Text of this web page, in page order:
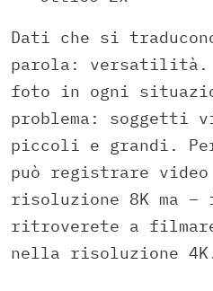
Dati che si
parola: versatilità.
foto in ogni
problema: soggetti
piccoli e grandi.
può registrare
risoluzione 8K ma
ritroverete a
nella risoluzione